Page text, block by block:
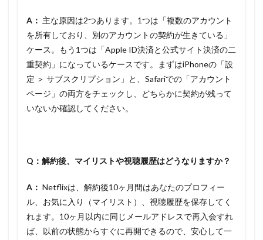
A： 主な原因は2つあります。1つは「複数のアカウント
を所有しており、別のアカウントの契約が生きている」
ケース。もう1つは「Apple ID決済と公式サイト決済の二
重契約」になっているケースです。まずはiPhoneの「設
定 ＞ サブスクリプション」と、Safariでの「アカウント
ページ」の両方をチェックし、どちらかに契約が残って
いないか確認してください。
Q：解約後、マイリストや視聴履歴はどうなりますか？
A： Netflixは、解約後10ヶ月間はあなたのプロフィー
ル、お気に入り（マイリスト）、視聴履歴を保存してく
れます。10ヶ月以内に同じメールアドレスで再入会すれ
ば、以前の状態からすぐに再開できるので、安心して一